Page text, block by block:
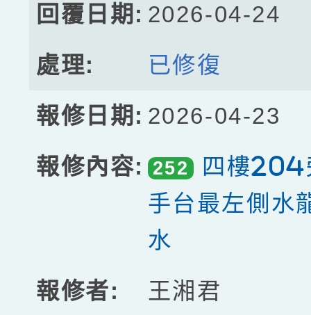
2026-04-24
已修復
2026-04-23
252
四樓204
手台最左側水
水
王湘君